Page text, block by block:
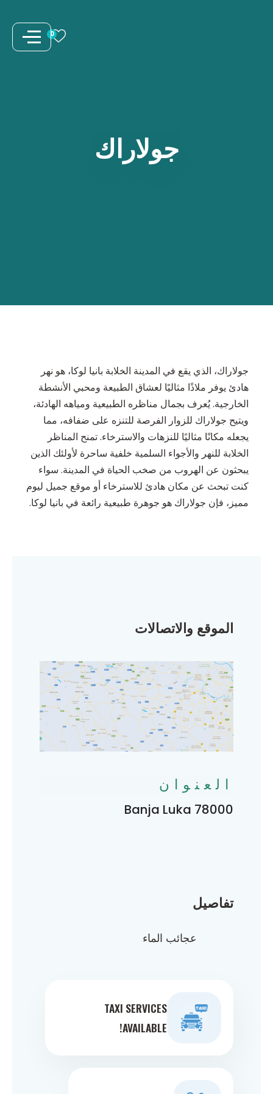
0
جولاراك
جولاراك، الذي يقع في المدينة الخلابة بانيا لوكا، هو نهر
هادئ يوفر ملاذًا مثاليًا لعشاق الطبيعة ومحبي الأنشطة
الخارجية. يُعرف بجمال مناظره الطبيعية ومياهه الهادئة،
ويتيح جولاراك للزوار الفرصة للتنزه على ضفافه، مما
يجعله مكانًا مثاليًا للنزهات والاسترخاء. تمنح المناظر
الخلابة للنهر والأجواء السلمية خلفية ساحرة لأولئك الذين
يبحثون عن الهروب من صخب الحياة في المدينة. سواء
كنت تبحث عن مكان هادئ للاسترخاء أو موقع جميل ليوم
مميز، فإن جولاراك هو جوهرة طبيعية رائعة في بانيا لوكا.
تفاصيل
عجائب الماء
TAXI SERVICES
AVAILABLE!
الموقع والاتصالات
العنوان
78000 Banja Luka